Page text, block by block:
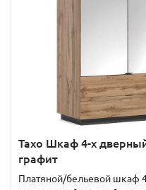
Тахо Шкаф 4-х
графит
Платяной/бельевой шкаф